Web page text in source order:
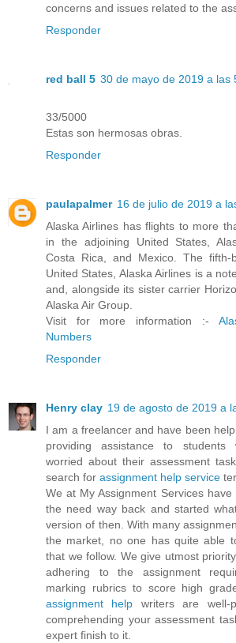
concerns and issues related to the
Responder
red ball 5 30 de mayo de 2019 a las
33/5000
Estas son hermosas obras.
Responder
paulapalmer 16 de julio de 2019 a
Alaska Airlines has flights to more
in the adjoining United States,
Costa Rica, and Mexico. The fifth-
United States, Alaska Airlines is a
and, alongside its sister carrier
Alaska Air Group.
Visit for more information :-
Numbers
Responder
Henry clay 19 de agosto de 2019 a
I am a freelancer and have been
providing assistance to students
worried about their assessment
search for assignment help service
We at My Assignment Services
the need way back and started
version of then. With many
the market, no one has quite able
that we follow. We give utmost
adhering to the assignment
marking rubrics to score high
assignment help writers are well-
comprehending your assessment
expert finish to it.